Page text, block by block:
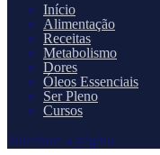
Início
Alimentação
Receitas
Metabolismo
Dores
Óleos Essenciais
Ser Pleno
Cursos
Selecione a página